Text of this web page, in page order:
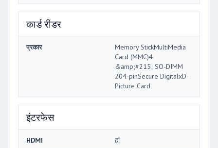
कार्ड रीडर
प्रकार
Memory StickMultiMedia
Card (MMC)4
&amp;#215; SO-DIMM
204-pinSecure DigitalxD-
Picture Card
इंटरफेस
HDMI हां